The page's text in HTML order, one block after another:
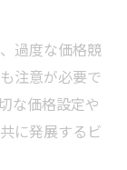
過度な価格競
注意が必要で
な価格設定や
に発展するビ